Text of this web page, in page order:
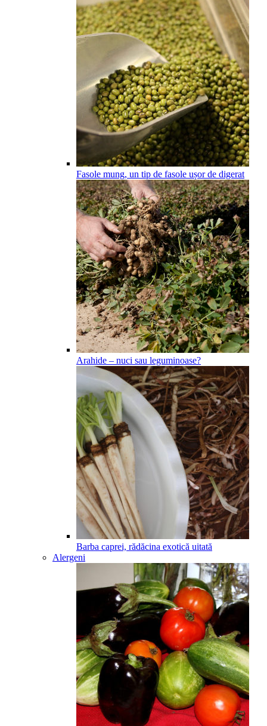
Fasole mung, un tip de fasole ușor de digerat
Arahide – nuci sau leguminoase?
Barba caprei, rădăcina exotică uitată
Alergeni